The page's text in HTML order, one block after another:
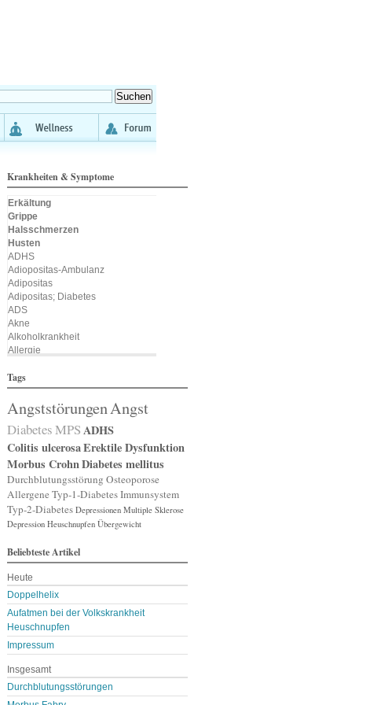
Krankheiten & Symptome
Erkältung
Grippe
Halsschmerzen
Husten
ADHS
Adiopositas-Ambulanz
Adipositas
Adipositas; Diabetes
ADS
Akne
Alkoholkrankheit
Allergie
Allergischer Schnupfen
Alzheimer
Amputation
Angst
Angststörung
Angststörungen
App
Arterienverengung
Arteriosklerose
Arthritis
Arthrose
Asthma
Augenerkrankungen
Autismus
Bakterien
Bakterienansiedlung
Ballast-Stoffe
Bauchschmerzen
Biomarker
Blähungen
Blasen- oder Lungenent …
Blasenschwäche
Blutdruck
Tags
AngststörungenAngst
DiabetesMPSADHS
Colitis ulcerosaErektile Dysfunktion
Morbus CrohnDiabetes mellitus
Durchblutungsstörung Osteoporose
Allergene Typ-1-DiabetesImmunsystem
Typ-2-Diabetes Depressionen Multiple Sklerose
Depression Heuschnupfen Übergewicht
Beliebteste Artikel
Heute
Doppelhelix
Aufatmen bei der Volkskrankheit
Heuschnupfen
Impressum
Insgesamt
Durchblutungsstörungen